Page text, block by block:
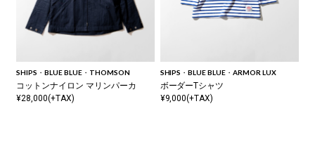
SHIPS・BLUE BLUE・THOMSON
コットンナイロン マリンパーカ
¥28,000(+TAX)
SHIPS・BLUE BLUE・ARMOR LUX
ボーダーTシャツ
¥9,000(+TAX)